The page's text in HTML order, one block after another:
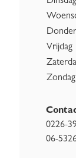
Vrijdag
Zondag
0226-
06-